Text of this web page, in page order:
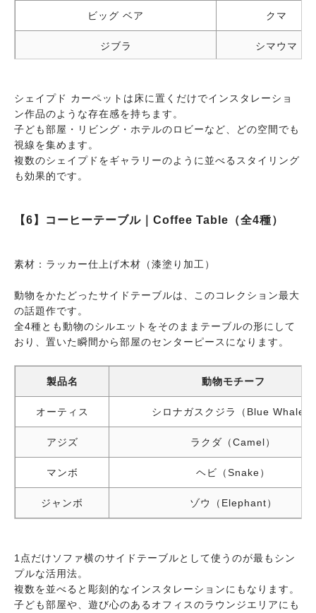
ビッグ ベア クマ
ジブラ シマウマ
ゴリーロ
レオ ライオン
ジーラ キリン
シェイプド カーペットは床に置くだけでインスタレーショ
ン作品のような存在感を持ちます。
子ども部屋・リビング・ホテルのロビーなど、どの空間でも
視線を集めます。
複数のシェイプドをギャラリーのように並べるスタイリング
も効果的です。
【6】コーヒーテーブル｜Coffee Table（全4種）
素材：ラッカー仕上げ木材（漆塗り加工）
動物をかたどったサイドテーブルは、このコレクション最大
の話題作です。
全4種とも動物のシルエットをそのままテーブルの形にして
おり、置いた瞬間から部屋のセンターピースになります。
製品名 動物モチーフ
オーティス シロナガスクジラ（Blue Whale）
アジズ ラクダ（Camel）
マンボ ヘビ（Snake）
ジャンボ ゾウ（Elephant）
1点だけソファ横のサイドテーブルとして使うのが最もシン
プルな活用法。
複数を並べると彫刻的なインスタレーションにもなります。
子ども部屋や、遊び心のあるオフィスのラウンジエリアにも